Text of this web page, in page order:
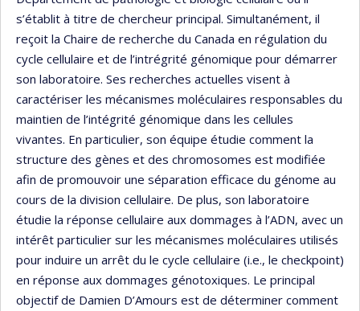
s’établit à titre de chercheur principal. Simultanément, il
reçoit la Chaire de recherche du Canada en régulation du
cycle cellulaire et de l’intrégrité génomique pour démarrer
son laboratoire. Ses recherches actuelles visent à
caractériser les mécanismes moléculaires responsables du
maintien de l’intégrité génomique dans les cellules
vivantes. En particulier, son équipe étudie comment la
structure des gènes et des chromosomes est modifiée
afin de promouvoir une séparation efficace du génome au
cours de la division cellulaire. De plus, son laboratoire
étudie la réponse cellulaire aux dommages à l’ADN, avec un
intérêt particulier sur les mécanismes moléculaires utilisés
pour induire un arrêt du le cycle cellulaire (i.e., le checkpoint)
en réponse aux dommages génotoxiques. Le principal
objectif de Damien D’Amours est de déterminer comment